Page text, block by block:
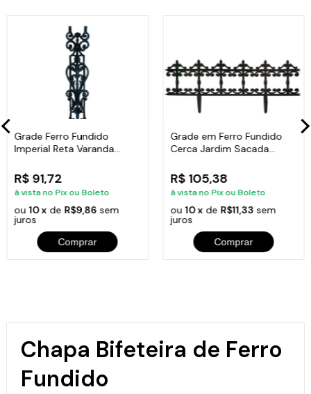
Grade Ferro Fundido
Imperial Reta Varanda
R$ 91,72
à vista no Pix ou Boleto
ou10 x de R$9,86 sem
juros
Comprar
Grade em Ferro Fundido
Cerca Jardim Sacada
R$ 105,38
à vista no Pix ou Boleto
ou 10 x de R$11,33 sem
juros
Comprar
Chapa Bifeteira de Ferro
Fundido